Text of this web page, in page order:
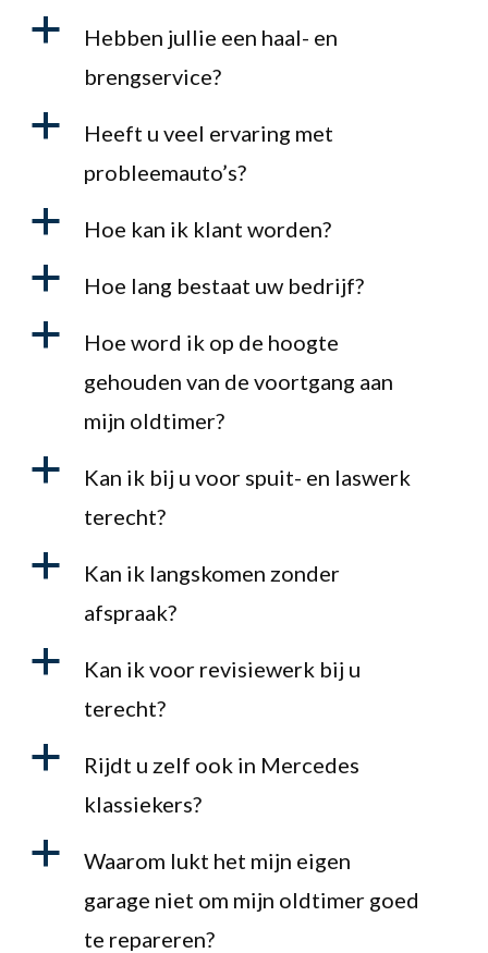
a
Hebben jullie een haal- en
brengservice?
a
Heeft u veel ervaring met
probleemauto’s?
a Hoe kan ik klant worden?
a Hoe lang bestaat uw bedrijf?
a
Hoe word ik op de hoogte
gehouden van de voortgang aan
mijn oldtimer?
a
Kan ik bij u voor spuit- en laswerk
terecht?
a
Kan ik langskomen zonder
afspraak?
a
Kan ik voor revisiewerk bij u
terecht?
a
Rijdt u zelf ook in Mercedes
klassiekers?
a
Waarom lukt het mijn eigen
garage niet om mijn oldtimer goed
te repareren?